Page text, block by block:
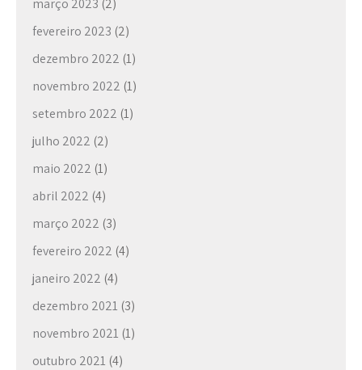
março 2023 (2)
fevereiro 2023 (2)
dezembro 2022 (1)
novembro 2022 (1)
setembro 2022 (1)
julho 2022 (2)
maio 2022 (1)
abril 2022 (4)
março 2022 (3)
fevereiro 2022 (4)
janeiro 2022 (4)
dezembro 2021 (3)
novembro 2021 (1)
outubro 2021 (4)